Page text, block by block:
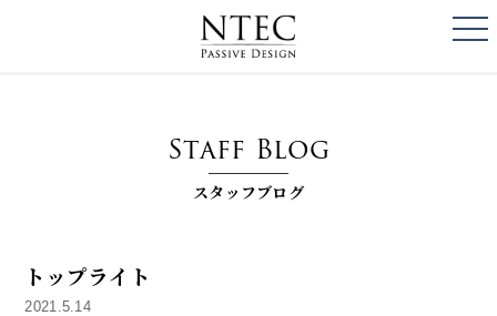
Staff Blog
スタッフブログ
トップライト
2021.5.14